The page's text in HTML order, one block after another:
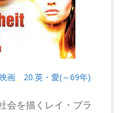
画 20.英・愛(～69年)
会を描くレイ・ブラ